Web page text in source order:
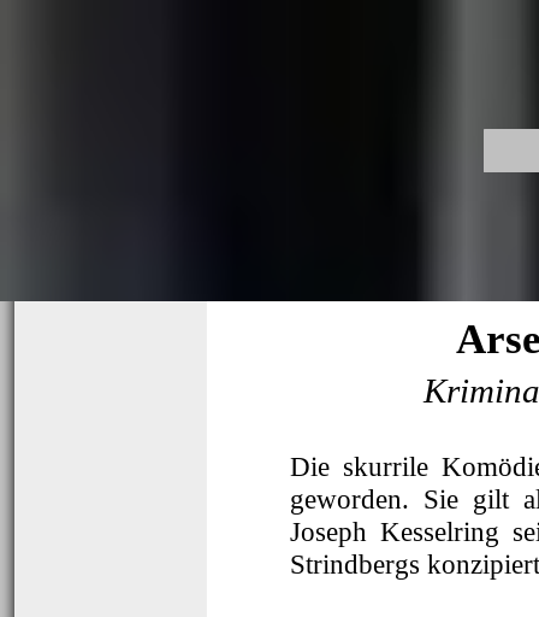
Die skurrile
geworden. Sie gilt
Joseph Kesselring
Strindbergs